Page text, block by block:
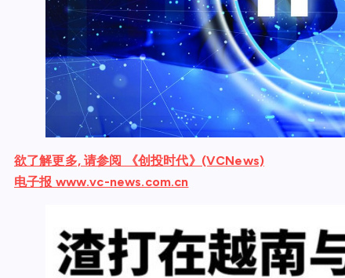
欲了解更多, 请参阅 《创投时代》(VCNews)
电子报 www.vc-news.com.cn